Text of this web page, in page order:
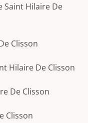
Saint Hilaire De
Clisson
Hilaire De Clisson
De Clisson
Clisson